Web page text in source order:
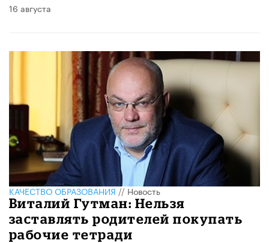
16 августа
КАЧЕСТВО ОБРАЗОВАНИЯ//Новость
Виталий Гутман: Нельзя
заставлять родителей покупать
рабочие тетради